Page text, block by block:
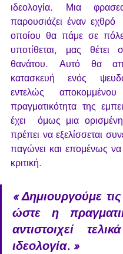
ιδεολογία. Μια
παρουσιάζει έναν εχθρό
οποίου θα πάμε σε
υποτίθεται, μας θέτει
θανάτου. Αυτό θα
κατασκευή ενός
εντελώς
πραγματικότητα της
έχει  όμως μια
πρέπει να εξελίσσεται
παγώνει και επομένως να
κριτική.
« Δημιουργούμε
ώστε η
αντιστοιχεί
ιδεολογία. »